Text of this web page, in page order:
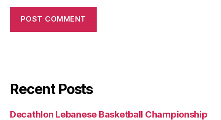
Recent Posts
Decathlon Lebanese Basketball Championship